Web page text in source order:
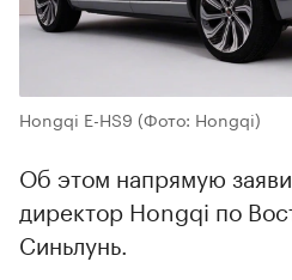
Hongqi E-HS9 (Фото: Hongqi)
Об этом напрямую
директор Hongqi по
Синьлунь.